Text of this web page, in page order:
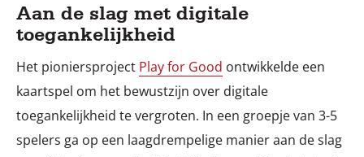
Aan de slag met digitale
toegankelijkheid
Het pioniersproject Play for Good ontwikkelde een
kaartspel om het bewustzijn over digitale
toegankelijkheid te vergroten. In een groepje van 3-5
spelers ga op een laagdrempelige manier aan de slag